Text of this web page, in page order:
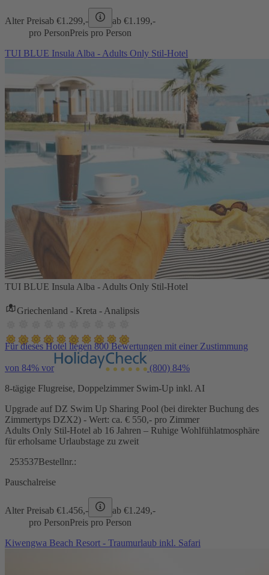
Alter Preisab €1.299,- ab €1.199,-
pro PersonPreis pro Person
TUI BLUE Insula Alba - Adults Only Stil-Hotel
TUI BLUE Insula Alba - Adults Only Stil-Hotel
Griechenland - Kreta - Analipsis
Für dieses Hotel liegen 800 Bewertungen mit einer Zustimmung
von 84% vor (800) 84%
8-tägige Flugreise, Doppelzimmer Swim-Up inkl. AI
Upgrade auf DZ Swim Up Sharing Pool (bei direkter Buchung des
Zimmertyps DZX2) - Wert: ca. € 550,- pro Zimmer
Adults Only Stil-Hotel ab 16 Jahren – Ruhige Wohlfühlatmosphäre
für erholsame Urlaubstage zu zweit
253537Bestellnr.:
Pauschalreise
Alter Preisab €1.456,- ab €1.249,-
pro PersonPreis pro Person
Kiwengwa Beach Resort - Traumurlaub inkl. Safari